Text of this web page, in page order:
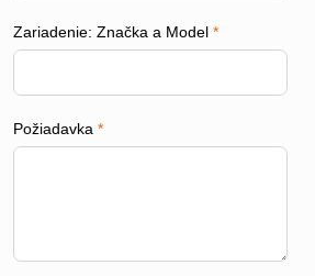
Zariadenie: Značka a Model *
Požiadavka *